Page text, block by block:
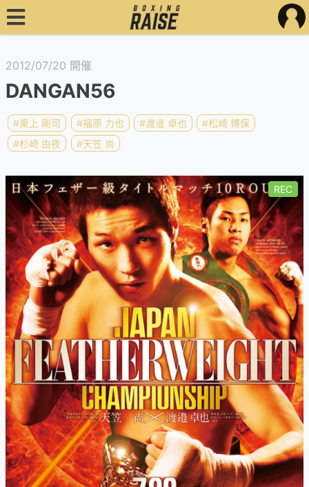
2012/07/20 開催
DANGAN56
#東上 剛司 #福原 力也 #渡邉 卓也
#松崎 博保
#杉崎 由夜
#天笠 尚
REC